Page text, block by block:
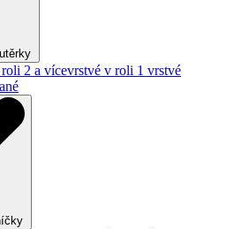
2 a vícevrstvé v roli 1 vrstvé